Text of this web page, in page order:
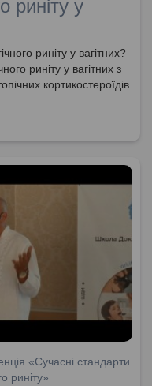
риніту у
риніту у вагітних?
риніту у вагітних з
кортикостероїдів
«Сучасні стандарти
риніту»